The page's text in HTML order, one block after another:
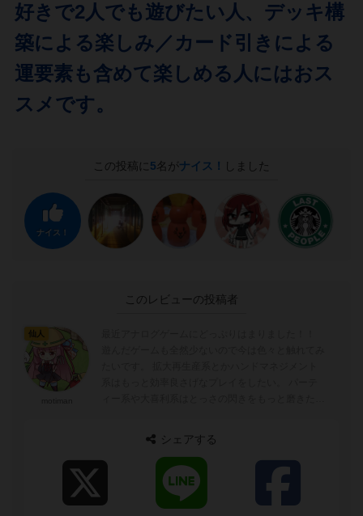
好きで2人でも遊びたい人、デッキ構
築による楽しみ／カード引きによる
運要素も含めて楽しめる人にはおス
スメです。
この投稿に 5名がナイス！ しました
ナイス！
このレビューの投稿者
仙人
シェアする